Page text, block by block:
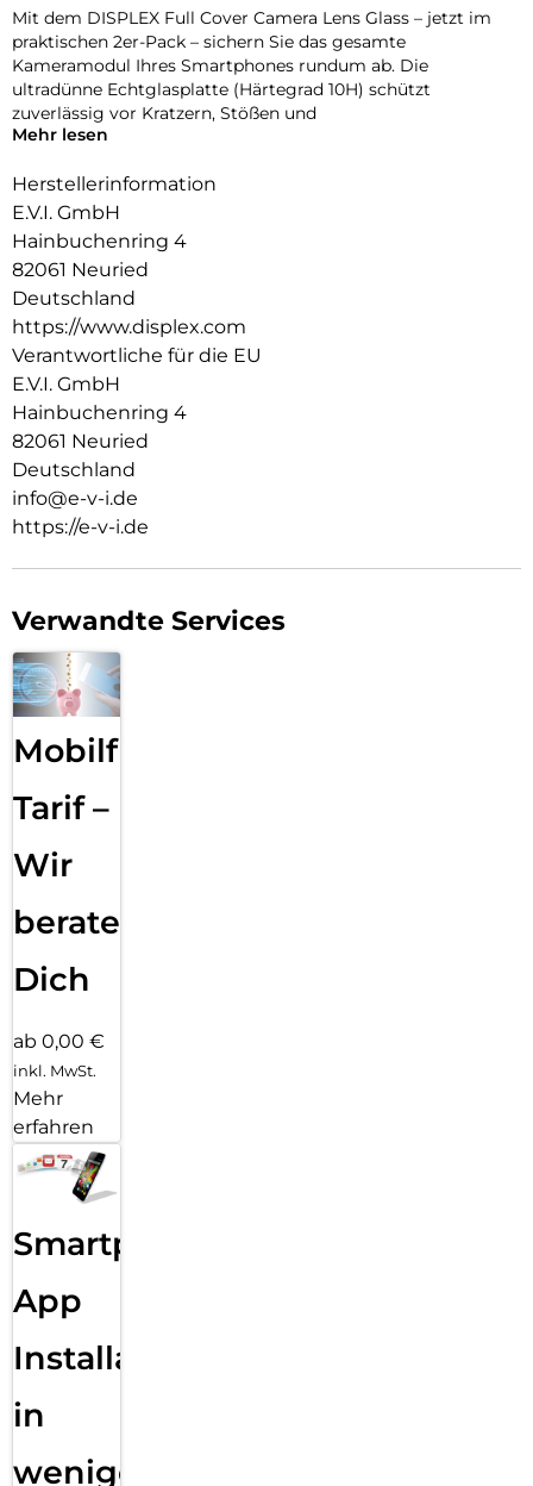
Mit dem DISPLEX Full Cover Camera Lens Glass – jetzt im
praktischen 2er-Pack – sichern Sie das gesamte
Kameramodul Ihres Smartphones rundum ab. Die
ultradünne Echtglasplatte (Härtegrad 10H) schützt
zuverlässig vor Kratzern, Stößen und
Alltagsbeanspruchungen – für brillante Aufnahmen und ein
Die durchgehende Abdeckung integriert sich nahtlos ins
Kameramodul und erhält dank 92% Lichtdurchlässigkeit die
volle Bildqualität. Eine High-Tech-Beschichtung schützt vor
Fingerabdrücken und Schmutz. Dank des vormontierten
Quick Mount-Systems ist die Montage werkzeuglos, präzise
und blasenfrei – einfach aufsetzen und andrücken.
Mit ihrer millimetergenauen Form ist die Schutzplatte
kompatibel mit handelsüblichen Schutzhüllen – für
optimalen Rundumschutz ohne Kompromisse.
Mehr lesen
Herstellerinformation
E.V.I. GmbH
Hainbuchenring 4
82061 Neuried
Deutschland
https://www.displex.com
Verantwortliche für die EU
E.V.I. GmbH
Hainbuchenring 4
82061 Neuried
Deutschland
info@e-v-i.de
https://e-v-i.de
Verwandte Services
Mobilfunk
Tarif –
Wir
beraten
Dich
ab 0,00 €
inkl. MwSt.
Mehr
erfahren
Smartphone
App
Installation
in
wenigen